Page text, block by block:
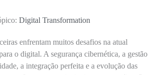
Digital Transformation
enfrentam muitos desafios na atual
o digital. A segurança cibernética, a gestão
a integração perfeita e a evolução das